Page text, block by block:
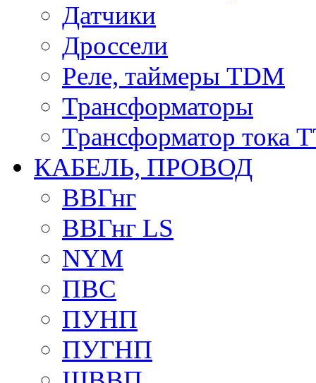
Датчики
Дроссели
Реле, таймеры TDM
Трансформаторы
Трансформатор тока
КАБЕЛЬ, ПРОВОД
ВВГнг
ВВГнг LS
NYM
ПВС
ПУНП
ПУГНП